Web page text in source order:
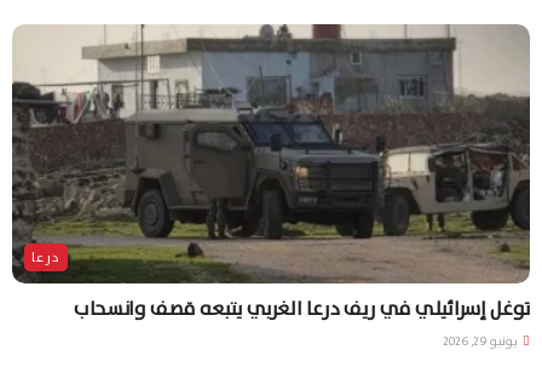
درعا
توغل إسرائيلي في ريف درعا الغربي يتبعه قصف وانسحاب
يونيو 29, 2026